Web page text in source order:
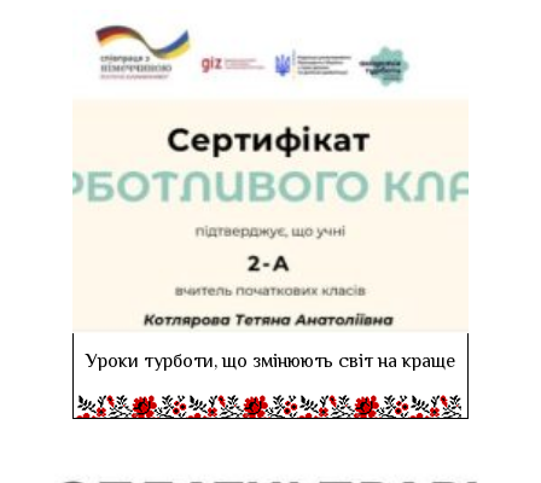
Уроки турботи, що змінюють світ на краще